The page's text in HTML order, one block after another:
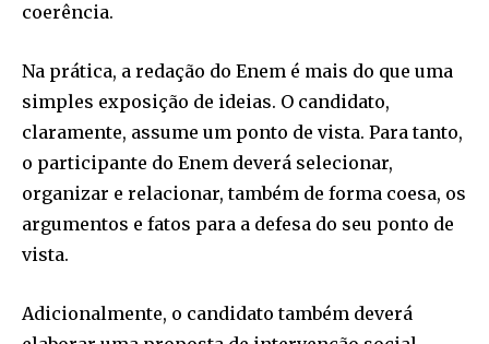
coerência.
Na prática, a redação do Enem é mais do que uma
simples exposição de ideias. O candidato,
claramente, assume um ponto de vista. Para tanto,
o participante do Enem deverá selecionar,
organizar e relacionar, também de forma coesa, os
argumentos e fatos para a defesa do seu ponto de
vista.
Adicionalmente, o candidato também deverá